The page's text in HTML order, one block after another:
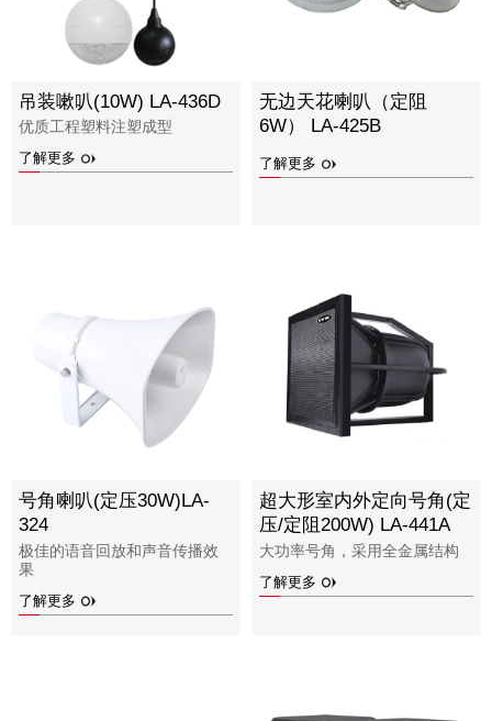
吊装嗽叭(10W) LA-436D
优质工程塑料注塑成型
了解更多
无边天花喇叭（定阻
6W） LA-425B
了解更多
号角喇叭(定压30W)LA-
324
极佳的语音回放和声音传播效
果
了解更多
超大形室内外定向号角(定
压/定阻200W) LA-441A
大功率号角，采用全金属结构
了解更多